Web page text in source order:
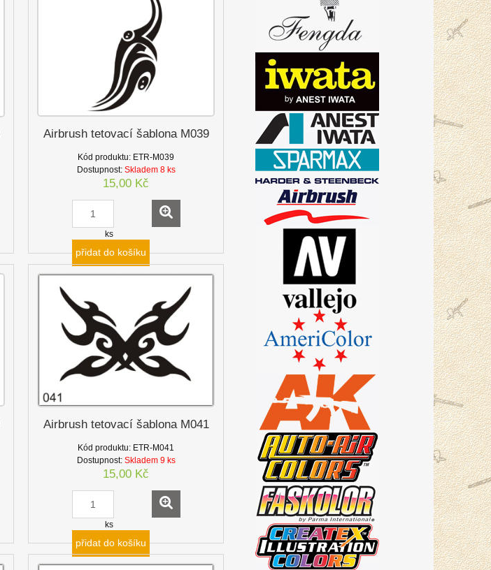
Airbrush tetovací šablona M039
Kód produktu: ETR-M039
Dostupnost: Skladem 8 ks
15,00 Kč
ks
přidat do košíku
Airbrush tetovací šablona M041
Kód produktu: ETR-M041
Dostupnost: Skladem 9 ks
15,00 Kč
ks
přidat do košíku